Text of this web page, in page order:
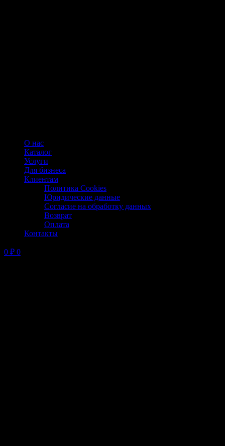
О нас
Каталог
Услуги
Для бизнеса
Клиентам
Политика Cookies
Юридические данные
Согласие на обработку данных
Возврат
Оплата
Контакты
0 ₽ 0